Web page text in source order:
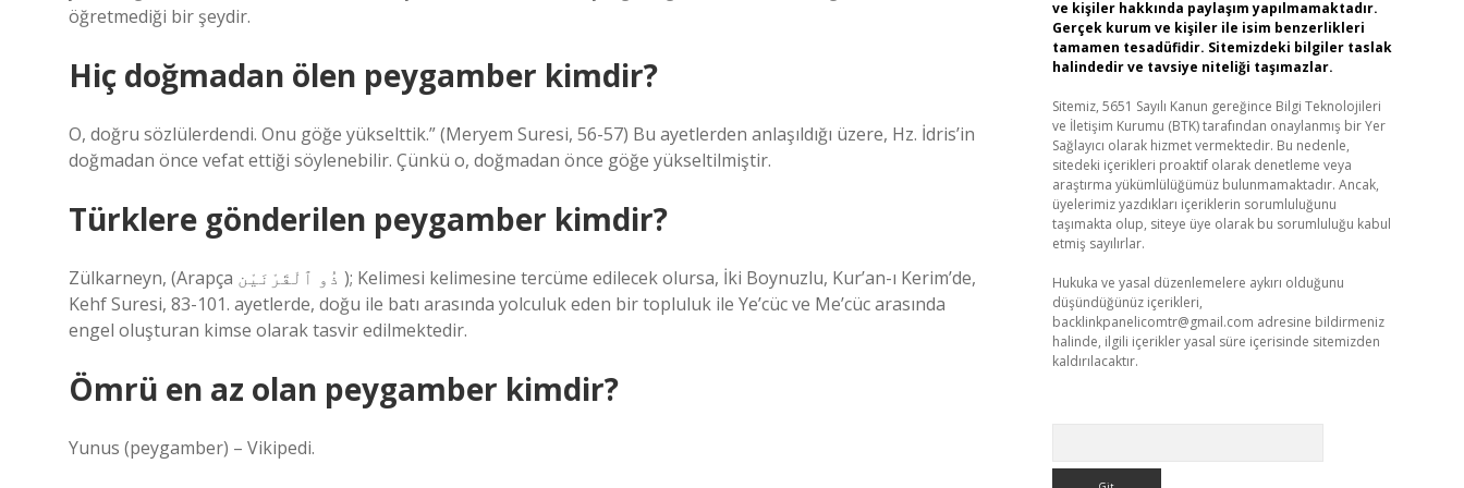
öğretmediği bir şeydir.
Hiç doğmadan ölen peygamber kimdir?
O, doğru sözlülerdendi. Onu göğe yükselttik.” (Meryem Suresi, 56-57) Bu ayetlerden anlaşıldığı üzere, Hz. İdris’in
doğmadan önce vefat ettiği söylenebilir. Çünkü o, doğmadan önce göğe yükseltilmiştir.
Türklere gönderilen peygamber kimdir?
Zülkarneyn, (Arapça ذُو ٱلْقَرْنَيْن ); Kelimesi kelimesine tercüme edilecek olursa, İki Boynuzlu, Kur’an-ı Kerim’de,
Kehf Suresi, 83-101. ayetlerde, doğu ile batı arasında yolculuk eden bir topluluk ile Ye’cüc ve Me’cüc arasında
engel oluşturan kimse olarak tasvir edilmektedir.
Ömrü en az olan peygamber kimdir?
Yunus (peygamber) – Vikipedi.
ve kişiler hakkında paylaşım yapılmamaktadır.
Gerçek kurum ve kişiler ile isim benzerlikleri
tamamen tesadüfidir. Sitemizdeki bilgiler taslak
halindedir ve tavsiye niteliği taşımazlar.
Sitemiz, 5651 Sayılı Kanun gereğince Bilgi Teknolojileri
ve İletişim Kurumu (BTK) tarafından onaylanmış bir Yer
Sağlayıcı olarak hizmet vermektedir. Bu nedenle,
sitedeki içerikleri proaktif olarak denetleme veya
araştırma yükümlülüğümüz bulunmamaktadır. Ancak,
üyelerimiz yazdıkları içeriklerin sorumluluğunu
taşımakta olup, siteye üye olarak bu sorumluluğu kabul
etmiş sayılırlar.
Hukuka ve yasal düzenlemelere aykırı olduğunu
düşündüğünüz içerikleri,
backlinkpanelicomtr@gmail.com adresine bildirmeniz
halinde, ilgili içerikler yasal süre içerisinde sitemizden
kaldırılacaktır.